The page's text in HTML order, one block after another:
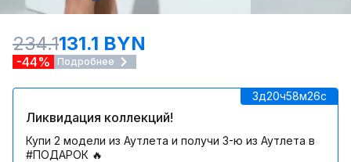
234.1131.1 BYN
-44% Подробнее
3д20ч58м26c
Ликвидация коллекций!
Купи 2 модели из Аутлета и получи 3-ю из Аутлета в
#ПОДАРОК 🔥